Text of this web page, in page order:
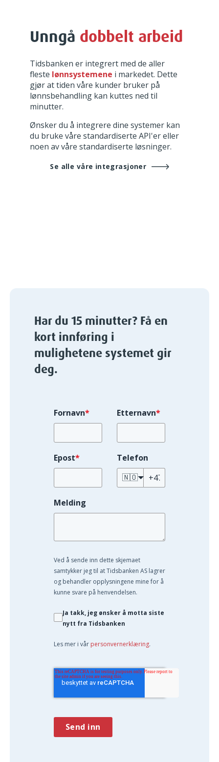
Unngå dobbelt arbeid
Tidsbanken er integrert med de aller
fleste lønnsystemene i markedet. Dette
gjør at tiden våre kunder bruker på
lønnsbehandling kan kuttes ned til
minutter.
Ønsker du å integrere dine systemer kan
du bruke våre standardiserte API'er eller
noen av våre standardiserte løsninger.
Se alle våre integrasjoner
Har du 15 minutter? Få en
kort innføring i
mulighetene systemet gir
deg.
Fornavn* Etternavn*
Epost* Telefon
🇳🇴
Melding
Ved å sende inn dette skjemaet
samtykker jeg til at Tidsbanken AS lagrer
og behandler opplysningene mine for å
kunne svare på henvendelsen.
Ja takk, jeg ønsker å motta siste
nytt fra Tidsbanken
Les mer i vår personvernerklæring.
Send inn